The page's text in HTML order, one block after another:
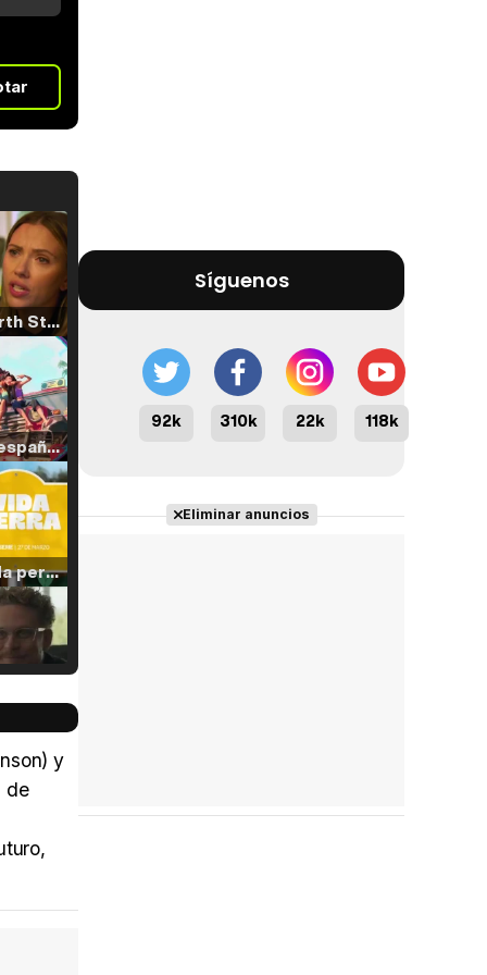
Tráiler 'North Star' (2023)
Tráiler en español de 'La isla olvidada'
Tráiler 'Vida perra' (2026)
y
de
Síguenos
92k 310k 22k 118k
Eliminar anuncios